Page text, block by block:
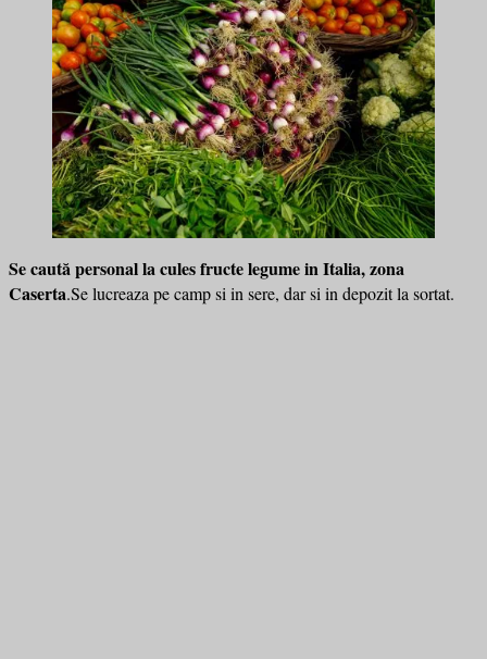
Se caută personal la cules fructe legume in Italia, zona
Caserta.Se lucreaza pe camp si in sere, dar si in depozit la sortat.